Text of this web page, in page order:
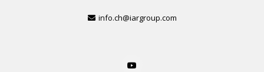
info.ch@iargroup.com